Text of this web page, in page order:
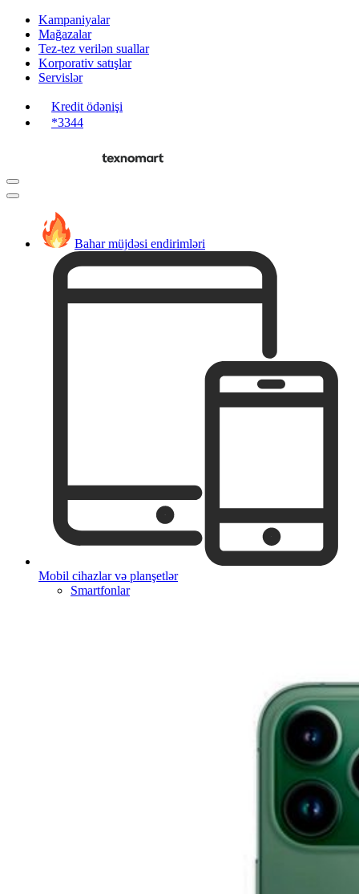
Kampaniyalar
Mağazalar
Tez-tez verilən suallar
Korporativ satışlar
Servislər
Kredit ödənişi
*3344
Bahar müjdəsi endirimləri
Mobil cihazlar və planşetlər
Smartfonlar